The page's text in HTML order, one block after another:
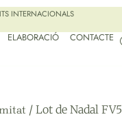
INTERNACIONALS
ELABORACIÓ CONTACTE
/ Lot de Nadal FV5